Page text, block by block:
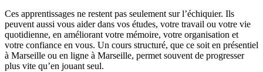
Ces apprentissages ne restent pas seulement sur l’échiquier. Ils
peuvent aussi vous aider dans vos études, votre travail ou votre vie
quotidienne, en améliorant votre mémoire, votre organisation et
votre confiance en vous. Un cours structuré, que ce soit en présentiel
à Marseille ou en ligne à Marseille, permet souvent de progresser
plus vite qu’en jouant seul.